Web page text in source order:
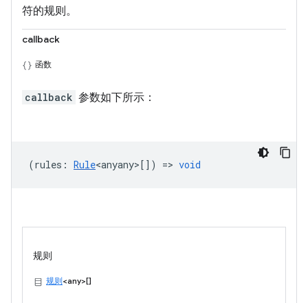
符的规则。
callback
函数
callback 参数如下所示：
(rules : Rule<anyany> []) => void
规则
规则<any>[]